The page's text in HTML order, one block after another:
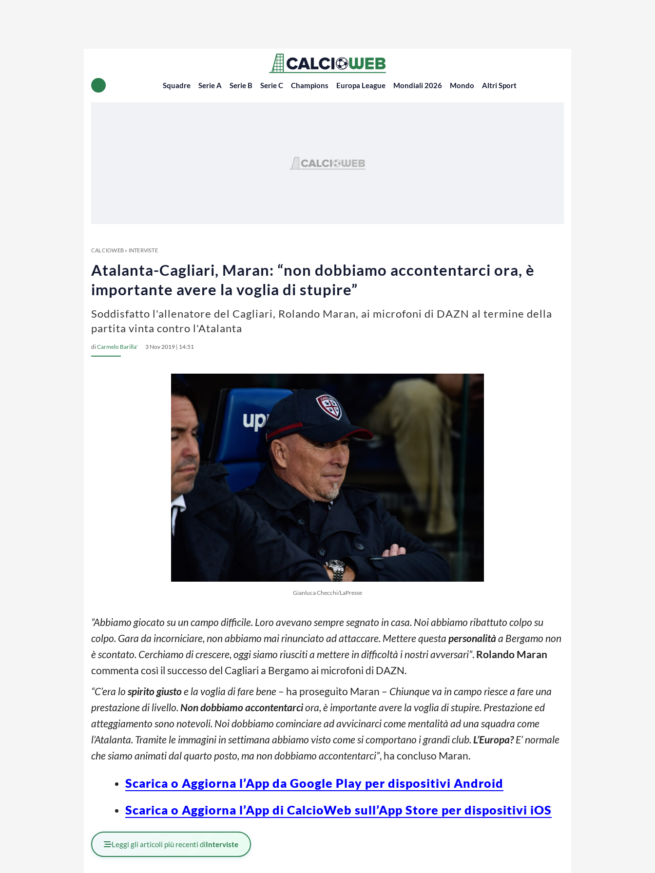
Squadre Serie A Serie B Serie C Champions Europa League Mondiali 2026 Mondo Altri Sport
CALCIOWEB» INTERVISTE
Atalanta-Cagliari, Maran: “non dobbiamo accontentarci ora, è
importante avere la voglia di stupire”
Soddisfatto l'allenatore del Cagliari, Rolando Maran, ai microfoni di DAZN al termine della
partita vinta contro l'Atalanta
diCarmelo Barilla' 3 Nov 2019 | 14:51
Gianluca Checchi/LaPresse
“Abbiamo giocato su un campo difficile. Loro avevano sempre segnato in casa. Noi abbiamo ribattuto colpo su
colpo. Gara da incorniciare, non abbiamo mai rinunciato ad attaccare. Mettere questa personalitàa Bergamo non
è scontato. Cerchiamo di crescere, oggi siamo riusciti a mettere in difficoltà i nostri avversari”. Rolando Maran
commenta così il successo del Cagliari a Bergamo ai microfoni di DAZN.
“C’era lo spirito giustoe la voglia di fare bene – ha proseguito Maran – Chiunque va in campo riesce a fare una
prestazione di livello. Non dobbiamo accontentarciora, è importante avere la voglia di stupire. Prestazione ed
atteggiamento sono notevoli. Noi dobbiamo cominciare ad avvicinarci come mentalità ad una squadra come
l’Atalanta. Tramite le immagini in settimana abbiamo visto come si comportano i grandi club. L’Europa?E’ normale
che siamo animati dal quarto posto, ma non dobbiamo accontentarci”, ha concluso Maran.
Scarica o Aggiorna l’App da Google Play per dispositivi Android
Scarica o Aggiorna l’App di CalcioWeb sull’App Store per dispositivi iOS
Leggi gli articoli più recenti diInterviste